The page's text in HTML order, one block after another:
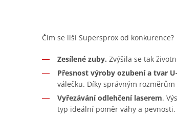
Čím se liší Supersprox od konkurence?
Zesílené zuby. Zvýšila se tak
Přesnost výroby ozubení a tvar
válečku. Díky správným
Vyřezávání odlehčení laserem.
typ ideální poměr váhy a pevnosti.